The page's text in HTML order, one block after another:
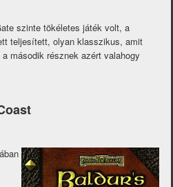
szinte tökéletes játék volt, a
teljesített, olyan klasszikus, amit
második résznek azért valahogy